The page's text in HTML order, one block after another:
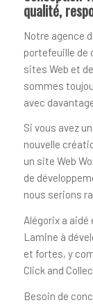
qualité,
Notre agence
portefeuille de
sites Web et
sommes
avec
Si vous avez
nouvelle
un site Web
de
nous serions
Alégorix a
Lamine à
et fortes, y
Click and
Besoin de